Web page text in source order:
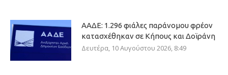
ΑΑΔΕ: 1.296 φιάλες παράνομου φρέον
κατασχέθηκαν σε Κήπους και Δοϊράνη
Δευτέρα, 10 Αυγούστου 2026, 8:49